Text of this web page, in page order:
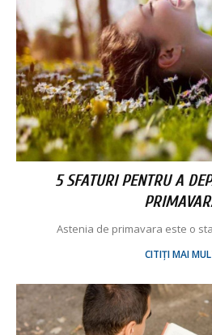
5 SFATURI PENTRU A
Astenia de primavara este o
CITIȚI MAI